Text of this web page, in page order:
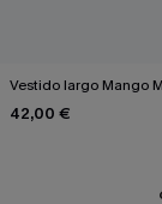
Vestido largo Mango
42,00 €